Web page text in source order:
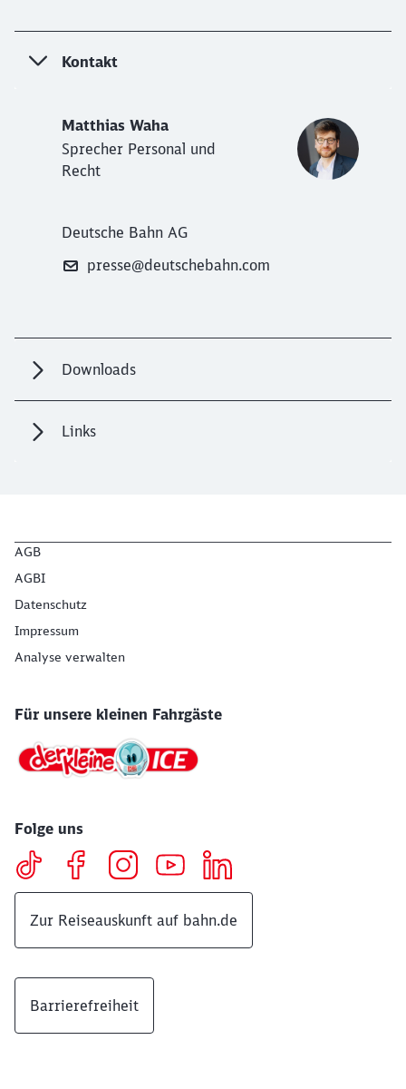
Kontakt
Matthias Waha
Sprecher Personal und
Recht
Deutsche Bahn AG
presse@deutschebahn.com
Downloads
Links
AGB
AGBI
Datenschutz
Impressum
Analyse verwalten
Für unsere kleinen Fahrgäste
Folge uns
Zur Reiseauskunft auf bahn.de
Barrierefreiheit